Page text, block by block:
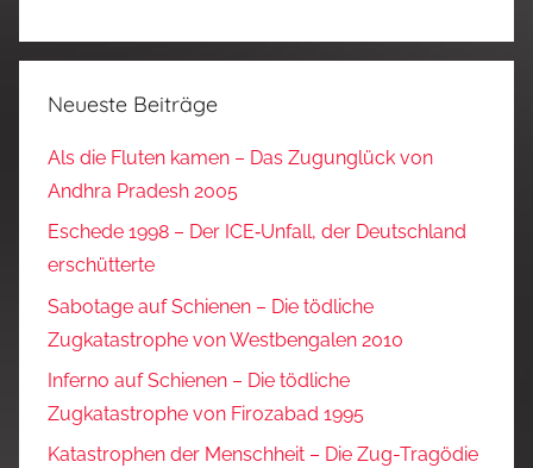
Neueste Beiträge
Als die Fluten kamen – Das Zugunglück von
Andhra Pradesh 2005
Eschede 1998 – Der ICE‑Unfall, der Deutschland
erschütterte
Sabotage auf Schienen – Die tödliche
Zugkatastrophe von Westbengalen 2010
Inferno auf Schienen – Die tödliche
Zugkatastrophe von Firozabad 1995
Katastrophen der Menschheit – Die Zug-Tragödie